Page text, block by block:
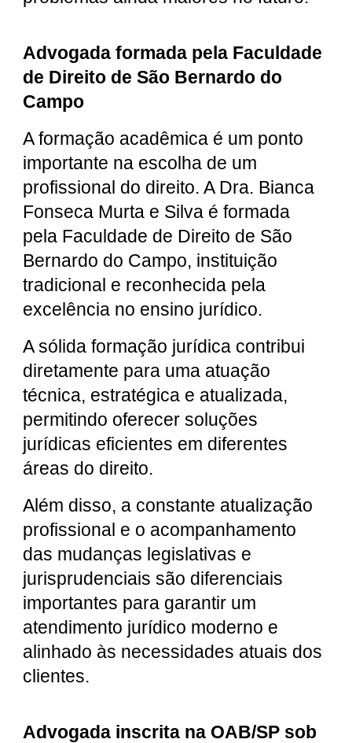
Advogada formada pela Faculdade
de Direito de São Bernardo do
Campo
A formação acadêmica é um ponto
importante na escolha de um
profissional do direito. A Dra. Bianca
Fonseca Murta e Silva é formada
pela Faculdade de Direito de São
Bernardo do Campo, instituição
tradicional e reconhecida pela
excelência no ensino jurídico.
A sólida formação jurídica contribui
diretamente para uma atuação
técnica, estratégica e atualizada,
permitindo oferecer soluções
jurídicas eficientes em diferentes
áreas do direito.
Além disso, a constante atualização
profissional e o acompanhamento
das mudanças legislativas e
jurisprudenciais são diferenciais
importantes para garantir um
atendimento jurídico moderno e
alinhado às necessidades atuais dos
clientes.
Advogada inscrita na OAB/SP sob